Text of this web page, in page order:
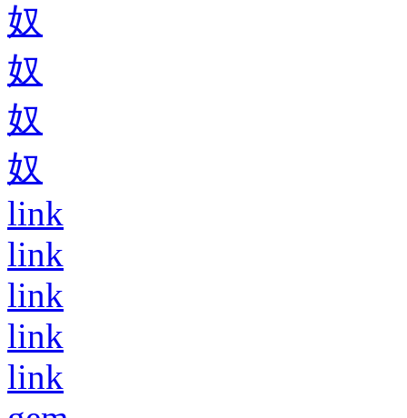
奴
奴
奴
奴
link
link
link
link
link